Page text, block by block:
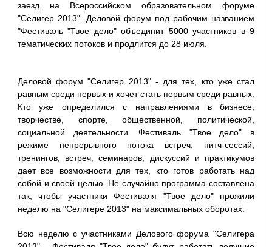
заезд на Всероссийском образовательном форуме
"Селигер 2013". Деловой форум под рабочим названием
"Фестиваль "Твое дело" объединит 5000 участников в 9
тематических потоков и продлится до 28 июля.
Деловой форум "Селигер 2013" - для тех, кто уже стал
равным среди первых и хочет стать первым среди равных.
Кто уже определился с направлениями в бизнесе,
творчестве, спорте, общественной, политической,
социальной деятельности. Фестиваль "Твое дело" в
режиме непрерывного потока встреч, питч-сессий,
тренингов, встреч, семинаров, дискуссий и практикумов
дает все возможности для тех, кто готов работать над
собой и своей целью. Не случайно программа составлена
так, чтобы участники Фестиваля "Твое дело" прожили
неделю на "Селигере 2013" на максимальных оборотах.
Всю неделю с участниками Делового форума "Селигера